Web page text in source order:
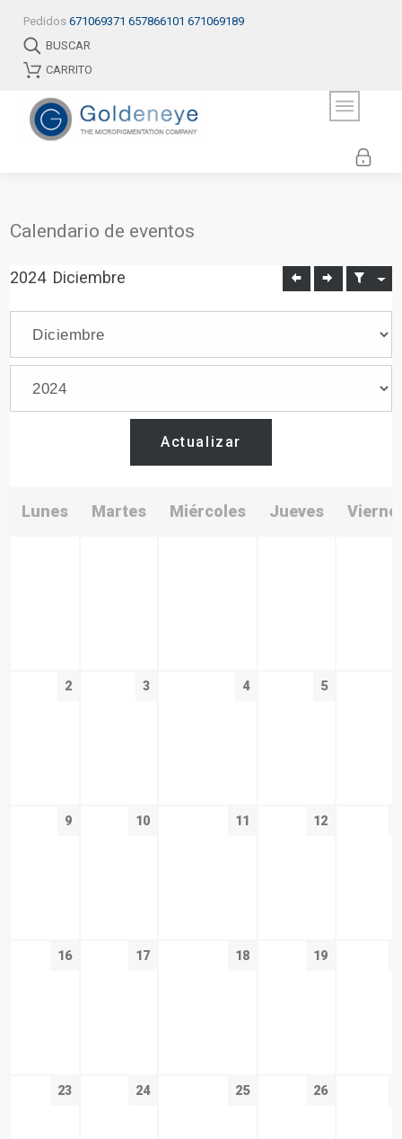
Pedidos 671069371 657866101 671069189
BUSCAR
CARRITO
Calendario de eventos
2024 Diciembre
Actualizar
Lunes Martes Miércoles Jueves
2 3 4 5
9 10 11 12
16 17 18 19
23 24 25 26